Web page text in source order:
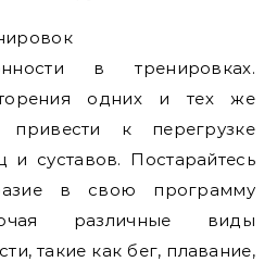
в тренировках.
одних и тех же
привести к перегрузке
суставов. Постарайтесь
в свою программу
различные виды
такие как бег, плавание,